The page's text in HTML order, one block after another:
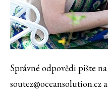
Správné odpovědi pište